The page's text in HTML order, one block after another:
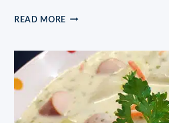
READ MORE GEFÜLLTER
SCHINKEN
UND
KÄSE
IN
10
MINUTEN